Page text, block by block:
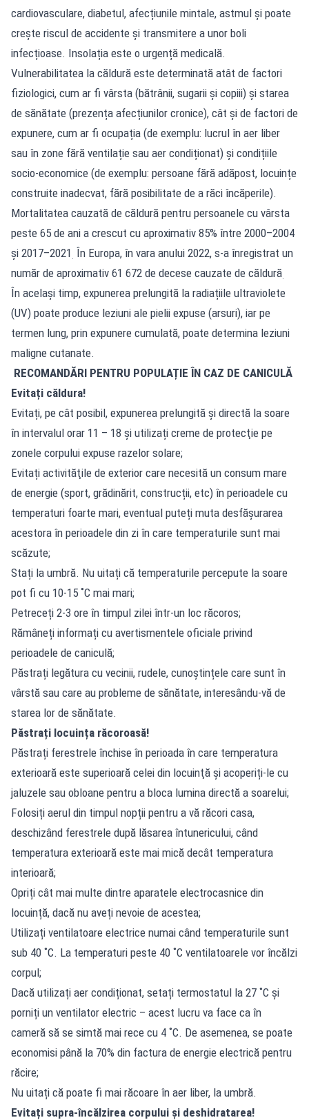
cardiovasculare, diabetul, afecțiunile mintale, astmul și poate
crește riscul de accidente și transmitere a unor boli
infecțioase. Insolația este o urgență medicală.
Vulnerabilitatea la căldură este determinată atât de factori
fiziologici, cum ar fi vârsta (bătrânii, sugarii și copiii) și starea
de sănătate (prezența afecțiunilor cronice), cât și de factori de
expunere, cum ar fi ocupația (de exemplu: lucrul în aer liber
sau în zone fără ventilație sau aer condiționat) și condițiile
socio-economice (de exemplu: persoane fără adăpost, locuințe
construite inadecvat, fără posibilitate de a răci încăperile).
Mortalitatea cauzată de căldură pentru persoanele cu vârsta
peste 65 de ani a crescut cu aproximativ 85% între 2000–2004
și 2017–2021 În Europa, în vara anului 2022, s-a înregistrat un
număr de aproximativ 61 672 de decese cauzate de căldură
În același timp, expunerea prelungită la radiațiile ultraviolete
(UV) poate produce leziuni ale pielii expuse (arsuri), iar pe
termen lung, prin expunere cumulată, poate determina leziuni
maligne cutanate.
RECOMANDĂRI PENTRU POPULAȚIE ÎN CAZ DE CANICULĂ
Evitați căldura!
Evitați, pe cât posibil, expunerea prelungită şi directă la soare
în intervalul orar 11 – 18 şi utilizați creme de protecţie pe
zonele corpului expuse razelor solare;
Evitați activităţile de exterior care necesită un consum mare
de energie (sport, grădinărit, construcții, etc) în perioadele cu
temperaturi foarte mari, eventual puteți muta desfăşurarea
acestora în perioadele din zi în care temperaturile sunt mai
scăzute;
Stați la umbră. Nu uitați că temperaturile percepute la soare
pot fi cu 10-15 ˚C mai mari;
Petreceți 2-3 ore în timpul zilei într-un loc răcoros;
Rămâneți informați cu avertismentele oficiale privind
perioadele de caniculă;
Păstrați legătura cu vecinii, rudele, cunoștințele care sunt în
vârstă sau care au probleme de sănătate, interesându-vă de
starea lor de sănătate.
Păstrați locuința răcoroasă!
Păstrați ferestrele închise în perioada în care temperatura
exterioară este superioară celei din locuinţă și acoperiți-le cu
jaluzele sau obloane pentru a bloca lumina directă a soarelui;
Folosiți aerul din timpul nopții pentru a vă răcori casa,
deschizând ferestrele după lăsarea întunericului, când
temperatura exterioară este mai mică decât temperatura
interioară;
Opriți cât mai multe dintre aparatele electrocasnice din
locuință, dacă nu aveți nevoie de acestea;
Utilizați ventilatoare electrice numai când temperaturile sunt
sub 40 ˚C. La temperaturi peste 40 ˚C ventilatoarele vor încălzi
corpul;
Dacă utilizați aer condiționat, setați termostatul la 27 ˚C și
porniți un ventilator electric – acest lucru va face ca în
cameră să se simtă mai rece cu 4 ˚C. De asemenea, se poate
economisi până la 70% din factura de energie electrică pentru
răcire;
Nu uitați că poate fi mai răcoare în aer liber, la umbră.
Evitați supra-încălzirea corpului și deshidratarea!